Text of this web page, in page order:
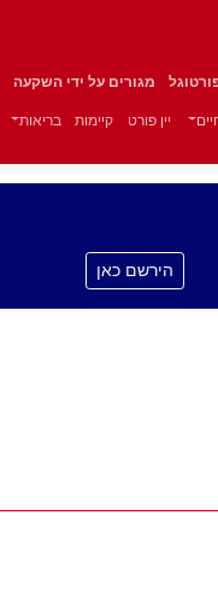
מגורים על ידי השקעה
יין פורט קיימות בריאות
הירשם כאן